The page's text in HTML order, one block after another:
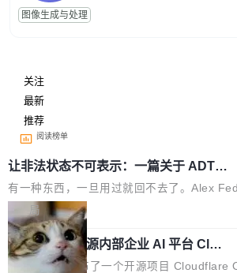
图像生成与处理
关注
最新
推荐
阅读榜单
让非法状态不可表示：一篇关于 ADT
的帖子在 Reddit 火了
有一种东西，一旦用过就回不去了。Alex
eev 管它叫"软件设计的基石"。 他说的东西不
鲜——代数数据类型（ADT），尤其是和类型
（sum type）。但他说清楚了一件事：这不是
型系统的学术体操，是日常编码的思维方式。
局
Cloudflare 开源内部企业 AI 平台 Clou
dflare OS
Cloudflare 发布了一个开源项目 Cloudflare